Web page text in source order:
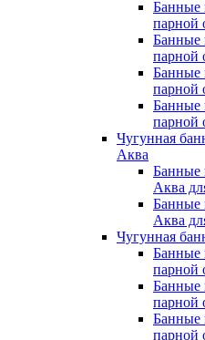
Банные
парной
Банные
парной
Банные
парной
Банные
парной
Чугунная
Аква
Аква
Аква
Чугунная
Банные
парной
Банные
парной
Банные
парной